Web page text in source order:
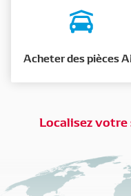
Localisez votre
Acheter des pièces